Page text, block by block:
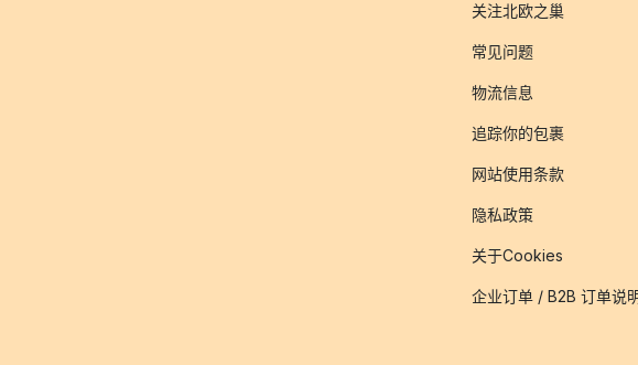
关注北欧之巢
常见问题
物流信息
追踪你的包裹
网站使用条款
隐私政策
关于Cookies
企业订单 / B2B 订单说